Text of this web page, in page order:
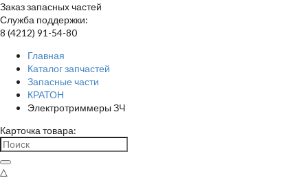
Заказ запасных частей
Служба поддержки:
8 (4212) 91-54-80
Главная
Каталог запчастей
Запасные части
КРАТОН
Электротриммеры ЗЧ
Карточка товара:
△